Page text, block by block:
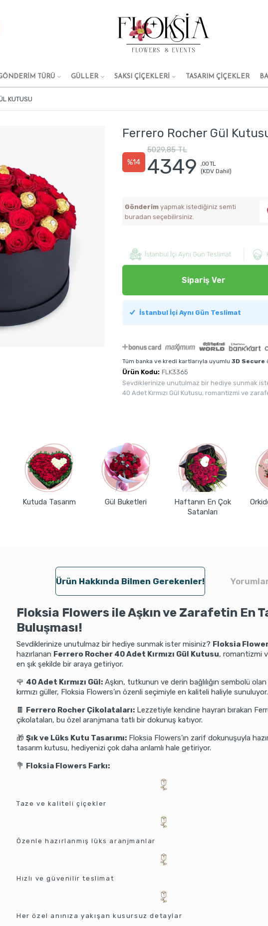
TÜRÜ GÜLLER SAKSI ÇİÇEKLERİ TASARIM ÇIÇEKLER
KUTUSU
Ferrero Rocher Gül
%14
5029,85 TL
4349
,00 TL
(KDV Dahil)
Gönderimyapmak istediğiniz semti
buradan seçebilirsiniz.
İstanbul İçi Aynı Gün Teslimat
Sipariş Ver
İstanbul İçi Aynı Gün Teslimat
Tüm banka ve kredi kartlarıyla uyumlu 3D Secure
Ürün Kodu: FLK3365
Sevdiklerinize unutulmaz bir hediye sunmak
40 Adet Kırmızı Gül Kutusu, romantizmi ve
Kutuda Tasarım Gül Buketleri
Haftanın En Çok
Satanları
Ürün Hakkında Bilmen Gerekenler!
Floksia Flowers ile Aşkın ve Zarafetin En
Buluşması!
Sevdiklerinize unutulmaz bir hediye sunmak ister misiniz? Floksia
hazırlanan Ferrero Rocher 40 Adet Kırmızı Gül Kutusu, romantizmi
en şık şekilde bir araya getiriyor.
🌹 40 Adet Kırmızı Gül: Aşkın, tutkunun ve derin bağlılığın sembolü
kırmızı güller, Floksia Flowers’ın özenli seçimiyle en kaliteli haliyle sunuluyor.
🍫
Ferrero Rocher Çikolataları: Lezzetiyle kendine hayran bırakan
çikolataları, bu özel aranjmana tatlı bir dokunuş katıyor.
🎁 Şık ve Lüks Kutu Tasarımı: Floksia Flowers’ın zarif dokunuşuyla
tasarım kutusu, hediyenizi çok daha anlamlı hale getiriyor.
💐 Floksia Flowers Farkı:
Taze ve kaliteli çiçekler
Özenle hazırlanmış lüks aranjmanlar
Hızlı ve güvenilir teslimat
Her özel anınıza yakışan kusursuz detaylar